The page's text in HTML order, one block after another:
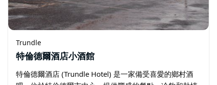
Trundle
特倫德爾酒店小酒館
特倫德爾酒店 (Trundle Hotel) 是一家備受喜愛的鄉村酒